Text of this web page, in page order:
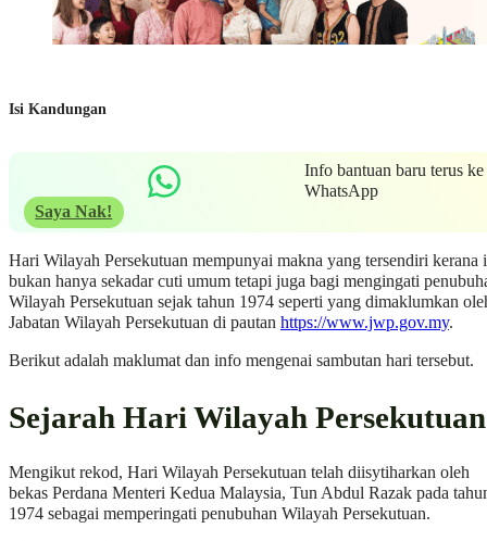
Isi Kandungan
Info bantuan baru terus ke
WhatsApp
Saya Nak!
Hari Wilayah Persekutuan mempunyai makna yang tersendiri kerana
bukan hanya sekadar cuti umum tetapi juga bagi mengingati
Wilayah Persekutuan sejak tahun 1974 seperti yang dimaklumkan
Jabatan Wilayah Persekutuan di pautan https://www.jwp.gov.my.
Berikut adalah maklumat dan info mengenai sambutan hari tersebut.
Sejarah Hari Wilayah Persekutuan
Mengikut rekod, Hari Wilayah Persekutuan telah diisytiharkan oleh
bekas Perdana Menteri Kedua Malaysia, Tun Abdul Razak pada
1974 sebagai memperingati penubuhan Wilayah Persekutuan.